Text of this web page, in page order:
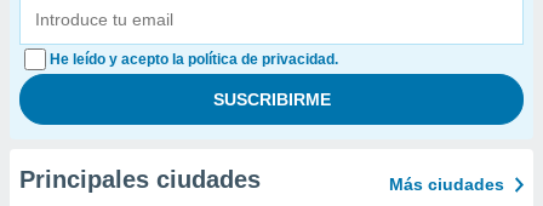
He leído y acepto la política de privacidad.
Principales ciudades Más ciudades